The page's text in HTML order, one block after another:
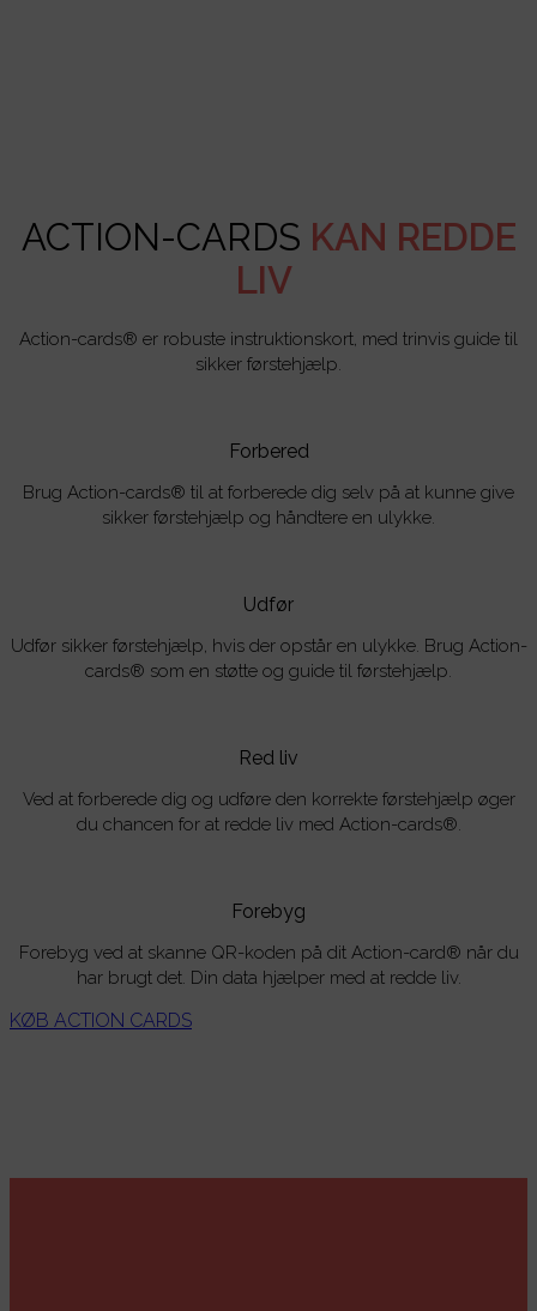
ACTION-CARDS KAN REDDE
LIV
Action-cards® er robuste instruktionskort, med trinvis guide til
sikker førstehjælp.
Forbered
Brug Action-cards® til at forberede dig selv på at kunne give
sikker førstehjælp og håndtere en ulykke.
Udfør
Udfør sikker førstehjælp, hvis der opstår en ulykke. Brug Action-
cards® som en støtte og guide til førstehjælp.
Red liv
Ved at forberede dig og udføre den korrekte førstehjælp øger
du chancen for at redde liv med Action-cards®.
Forebyg
Forebyg ved at skanne QR-koden på dit Action-card® når du
har brugt det. Din data hjælper med at redde liv.
KØB ACTION CARDS